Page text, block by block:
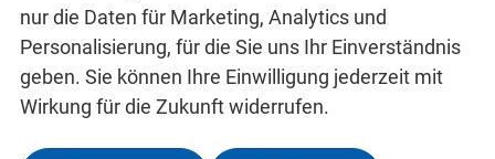
nur die Daten für Marketing, Analytics und
Personalisierung, für die Sie uns Ihr Einverständnis
geben. Sie können Ihre Einwilligung jederzeit mit
Wirkung für die Zukunft widerrufen.